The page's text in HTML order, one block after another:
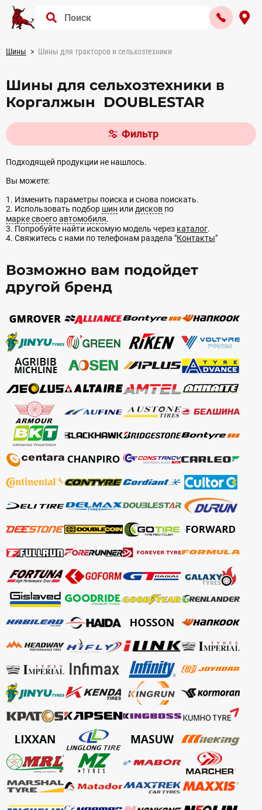
Шины Шины для тракторов и сельхозтехники
Шины для сельхозтехники в
Коргалжын DOUBLESTAR
Фильтр
Подходящей продукции не нашлось.
Вы можете:
1. Изменить параметры поиска и снова поискать.
2. Использовать подбор шин или дисков по
марке своего автомобиля.
3. Попробуйте найти искомую модель через каталог.
4. Свяжитесь с нами по телефонам раздела "Контакты"
Возможно вам подойдет
другой бренд